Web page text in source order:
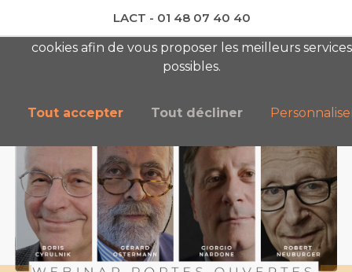
newsletter AC
cookies afin de vous proposer les meilleurs services
possibles.
Tout accepter Tout décliner
LACT - 01 48 07 40 40